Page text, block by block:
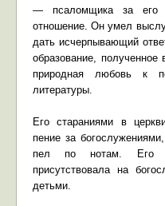
— псаломщика за его
отношение. Он умел
дать исчерпывающий
образование,
природная любовь к
литературы.
Его стараниями в
пение за
пел по нотам. Его
присутствовала на
детьми.